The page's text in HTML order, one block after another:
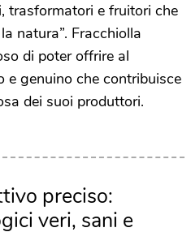
trasformatori e fruitori che
natura”. Fracchiolla
di poter offrire al
e genuino che contribuisce
dei suoi produttori.
preciso:
veri, sani e